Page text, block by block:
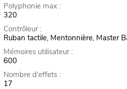
Polyphonie max :
320
Contrôleur :
Ruban tactile, Mentonnière, Master
Mémoires utilisateur :
600
Nombre d'effets :
17